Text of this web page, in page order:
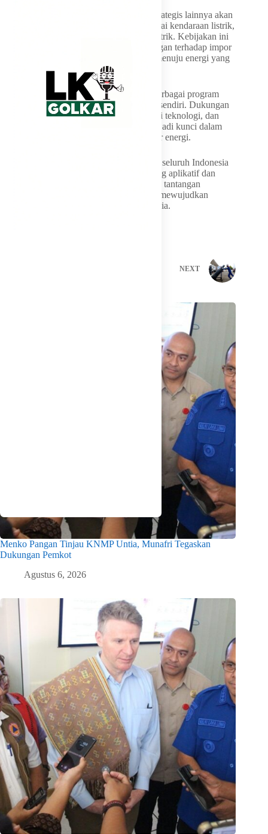
Menurutnya, hilirisasi nikel dan mineral strategis lainnya akan
mendukung pembangunan ekosistem baterai kendaraan listrik,
baik untuk mobil maupun sepeda motor listrik. Kebijakan ini
diharapkan dapat mengurangi ketergantungan terhadap impor
BBM sekaligus mendorong transformasi menuju energi yang
lebih bersih dan berkelanjutan.
Bahlil menekankan bahwa keberhasilan berbagai program
tersebut tidak dapat dilakukan pemerintah sendiri. Dukungan
perguruan tinggi melalui penelitian, inovasi teknologi, dan
pengembangan sumber daya manusia menjadi kunci dalam
memperkuat daya saing Indonesia di sektor energi.
Karena itu, ia berharap kampus-kampus di seluruh Indonesia
dapat semakin aktif menghasilkan riset yang aplikatif dan
mampu menjawab kebutuhan industri serta tantangan
pembangunan nasional, khususnya dalam mewujudkan
ketahanan dan kemandirian energi Indonesia.
NEXT
Menko Pangan Tinjau KNMP Untia, Munafri Tegaskan
Dukungan Pemkot
Agustus 6, 2026